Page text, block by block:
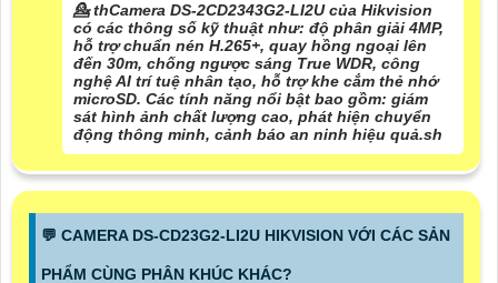
💁 thCamera DS-2CD2343G2-LI2U của Hikvision
có các thông số kỹ thuật như: độ phân giải 4MP,
hỗ trợ chuẩn nén H.265+, quay hồng ngoại lên
đến 30m, chống ngược sáng True WDR, công
nghệ AI trí tuệ nhân tạo, hỗ trợ khe cắm thẻ nhớ
microSD. Các tính năng nổi bật bao gồm: giám
sát hình ảnh chất lượng cao, phát hiện chuyển
động thông minh, cảnh báo an ninh hiệu quả.sh
️💬 CAMERA DS-CD23G2-LI2U HIKVISION VỚI CÁC SẢN
PHẨM CÙNG PHÂN KHÚC KHÁC?